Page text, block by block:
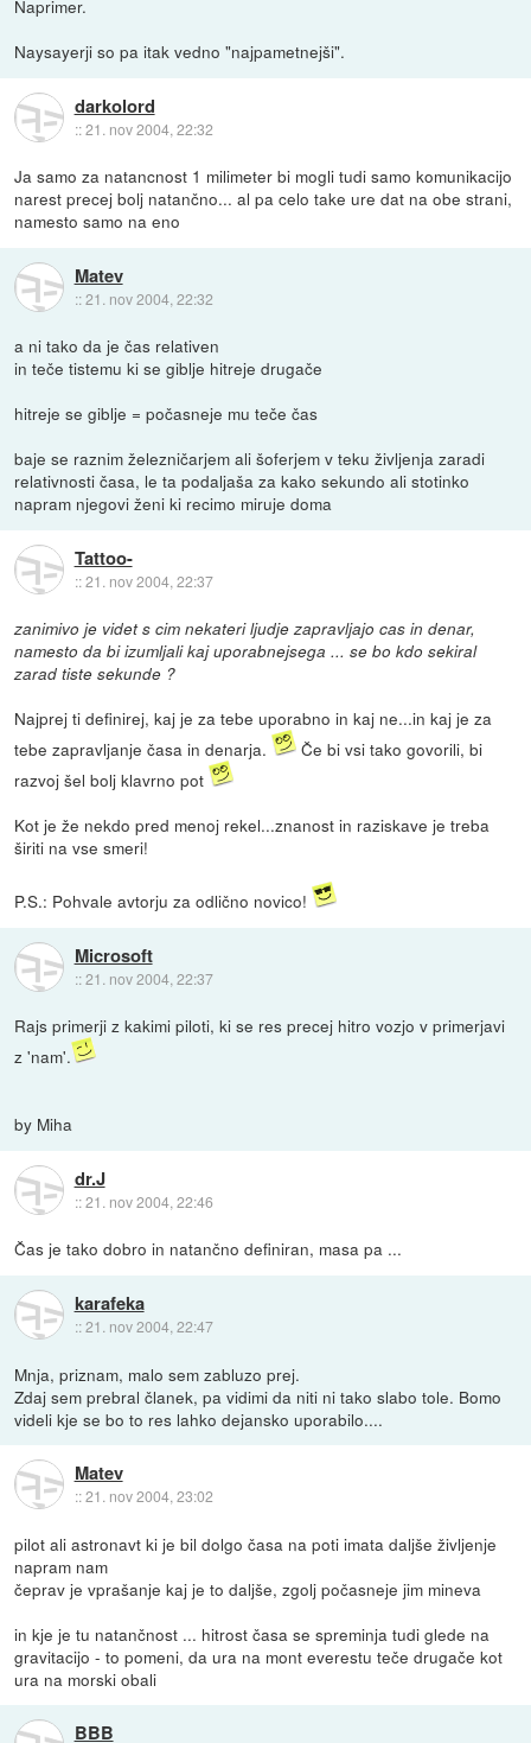
Naprimer.
Naysayerji so pa itak vedno "najpametnejši".
darkolord
::21. nov 2004, 22:32
Ja samo za natancnost 1 milimeter bi mogli tudi samo komunikacijo
narest precej bolj natančno... al pa celo take ure dat na obe strani,
namesto samo na eno
Matev
::21. nov 2004, 22:32
a ni tako da je čas relativen
in teče tistemu ki se giblje hitreje drugače
hitreje se giblje = počasneje mu teče čas
baje se raznim železničarjem ali šoferjem v teku življenja zaradi
relativnosti časa, le ta podaljaša za kako sekundo ali stotinko
napram njegovi ženi ki recimo miruje doma
Tattoo-
::21. nov 2004, 22:37
zanimivo je videt s cim nekateri ljudje zapravljajo cas in denar,
namesto da bi izumljali kaj uporabnejsega ... se bo kdo sekiral
zarad tiste sekunde ?
Najprej ti definirej, kaj je za tebe uporabno in kaj ne...in kaj je za
tebe zapravljanje časa in denarja.
Če bi vsi tako govorili, bi
razvoj šel bolj klavrno pot
Kot je že nekdo pred menoj rekel...znanost in raziskave je treba
širiti na vse smeri!
P.S.: Pohvale avtorju za odlično novico!
Microsoft
::21. nov 2004, 22:37
Rajs primerji z kakimi piloti, ki se res precej hitro vozjo v primerjavi
z 'nam'.
by Miha
dr.J
::21. nov 2004, 22:46
Čas je tako dobro in natančno definiran, masa pa ...
karafeka
::21. nov 2004, 22:47
Mnja, priznam, malo sem zabluzo prej.
Zdaj sem prebral članek, pa vidimi da niti ni tako slabo tole. Bomo
videli kje se bo to res lahko dejansko uporabilo....
Matev
::21. nov 2004, 23:02
pilot ali astronavt ki je bil dolgo časa na poti imata daljše življenje
napram nam
čeprav je vprašanje kaj je to daljše, zgolj počasneje jim mineva
in kje je tu natančnost ... hitrost časa se spreminja tudi glede na
gravitacijo - to pomeni, da ura na mont everestu teče drugače kot
ura na morski obali
BBB